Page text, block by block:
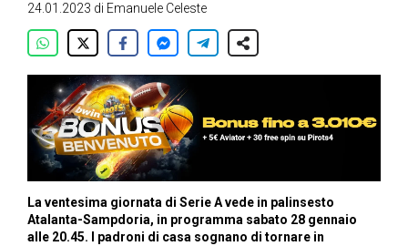
24.01.2023 di Emanuele Celeste
La ventesima giornata di Serie A vede in palinsesto
Atalanta-Sampdoria, in programma sabato 28 gennaio
alle 20.45. I padroni di casa sognano di tornare in